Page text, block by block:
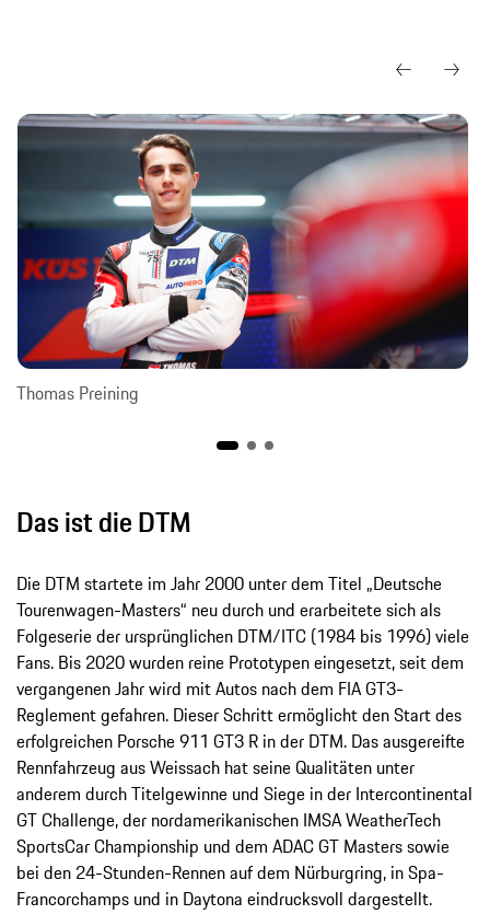
Thomas Preining
Das ist die DTM
Die DTM startete im Jahr 2000 unter dem Titel „Deutsche
Tourenwagen-Masters“ neu durch und erarbeitete sich als
Folgeserie der ursprünglichen DTM/ITC (1984 bis 1996) viele
Fans. Bis 2020 wurden reine Prototypen eingesetzt, seit dem
vergangenen Jahr wird mit Autos nach dem FIA GT3-
Reglement gefahren. Dieser Schritt ermöglicht den Start des
erfolgreichen Porsche 911 GT3 R in der DTM. Das ausgereifte
Rennfahrzeug aus Weissach hat seine Qualitäten unter
anderem durch Titelgewinne und Siege in der Intercontinental
GT Challenge, der nordamerikanischen IMSA WeatherTech
SportsCar Championship und dem ADAC GT Masters sowie
bei den 24-Stunden-Rennen auf dem Nürburgring, in Spa-
Francorchamps und in Daytona eindrucksvoll dargestellt.